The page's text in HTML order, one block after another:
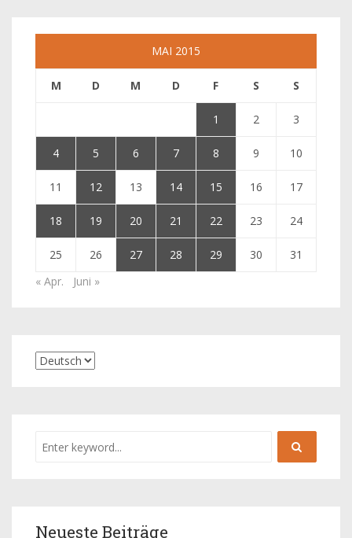
MAI 2015
M D M D F S S
1 2 3
4 5 6 7 8 9 10
11 12 13 14 15 16 17
18 19 20 21 22 23 24
25 26 27 28 29 30
31
« Apr.
Juni »
Neueste Beiträge